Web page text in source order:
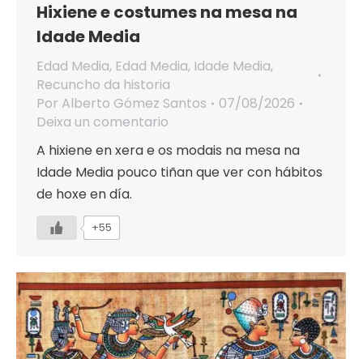
Hixiene e costumes na mesa na
Idade Media
Edad Media, Edad Media, Idade Media,
Recuncho da historia
Por Alberto Gómez Santos
07/08/2026
Deixa un comentario
A hixiene en xera e os modais na mesa na
Idade Media pouco tiñan que ver con hábitos
de hoxe en día.
+55